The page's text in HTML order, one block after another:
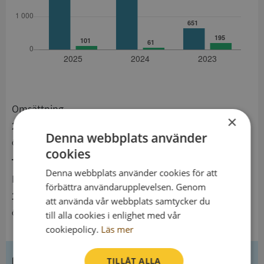
Omsättning
2 126 kSEK
Ökning från 2024 till 2025 med 17,5%
Resultat
101 kSEK
Ökning från 2024 till 2025 med 65,6%
×
Denna webbplats använder
cookies
Denna webbplats använder cookies för att
förbättra användarupplevelsen. Genom
att använda vår webbplats samtycker du
till alla cookies i enlighet med vår
cookiepolicy. Läs mer
TILLÅT ALLA